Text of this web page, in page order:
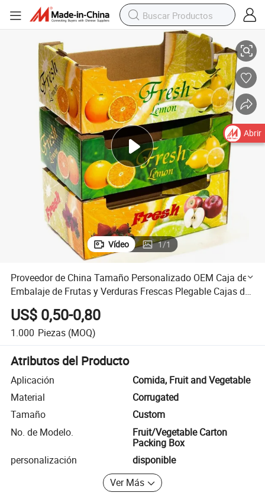
y Verduras Frescas Plegable Cajas de Cartón Corrugado para
Proveedor de China Tamaño Personalizado OEM Caja de Embalaje de
Vídeo 1/1
Proveedor de China Tamaño Personalizado OEM Caja de
Embalaje de Frutas y Verduras Frescas Plegable Cajas de
Cartón Corrugado para Embalaje de Verduras
US$ 0,50-0,80
1.000 Piezas (MOQ)
Atributos del Producto
Aplicación
Comida, Fruit and Vegetable
Material
Corrugated
Tamaño
Custom
No. de Modelo.
Fruit/Vegetable Carton
Packing Box
personalización
disponible
Ver Más
Abrir